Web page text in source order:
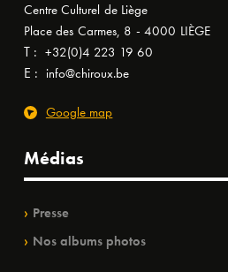
Centre Culturel de Liège
Place des Carmes, 8 - 4000 LIÈGE
T : +32(0)4 223 19 60
E : info@chiroux.be
Google map
Médias
Presse
Nos albums photos